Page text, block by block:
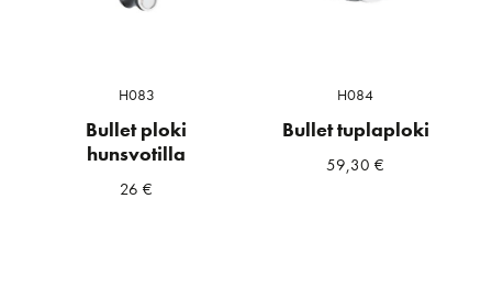
H083
Bullet ploki
hunsvotilla
26€
H084
Bullet tuplaploki
59,30€